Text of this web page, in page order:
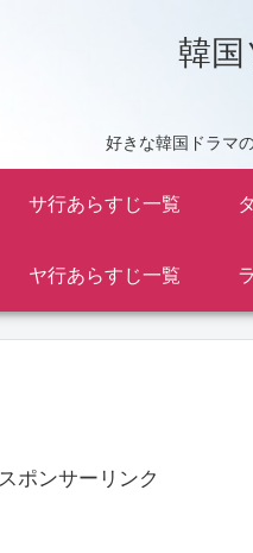
韓国
好きな韓国ドラマ
サ行あらすじ一覧
ヤ行あらすじ一覧
スポンサーリンク